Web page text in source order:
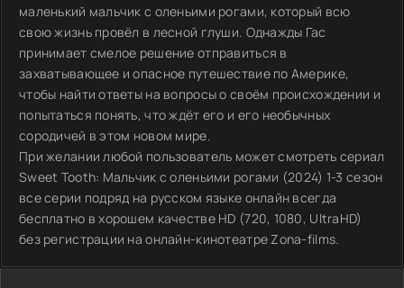
маленький мальчик с оленьими рогами, который всю
свою жизнь провёл в лесной глуши. Однажды Гас
принимает смелое решение отправиться в
захватывающее и опасное путешествие по Америке,
чтобы найти ответы на вопросы о своём происхождении и
попытаться понять, что ждёт его и его необычных
сородичей в этом новом мире.
При желании любой пользователь может смотреть сериал
Sweet Tooth: Мальчик с оленьими рогами (2024) 1-3 сезон
все серии подряд на русском языке онлайн всегда
бесплатно в хорошем качестве HD (720, 1080, UltraHD)
без регистрации на онлайн-кинотеатре Zona-films.